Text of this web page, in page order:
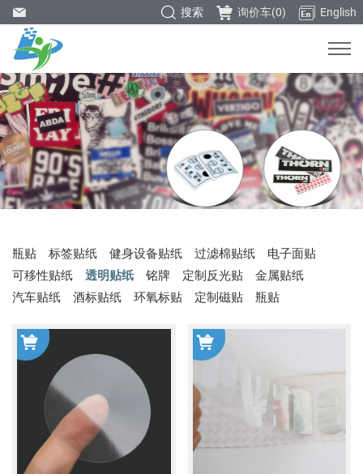
English
询价车(0)
搜索
瓶贴 标签贴纸 健身设备贴纸 过滤棉贴纸
电子面贴
可移性贴纸
透明贴纸 铭牌 定制反光贴
金属贴纸
汽车贴纸
酒标贴纸 环氧标贴 定制磁贴 瓶贴